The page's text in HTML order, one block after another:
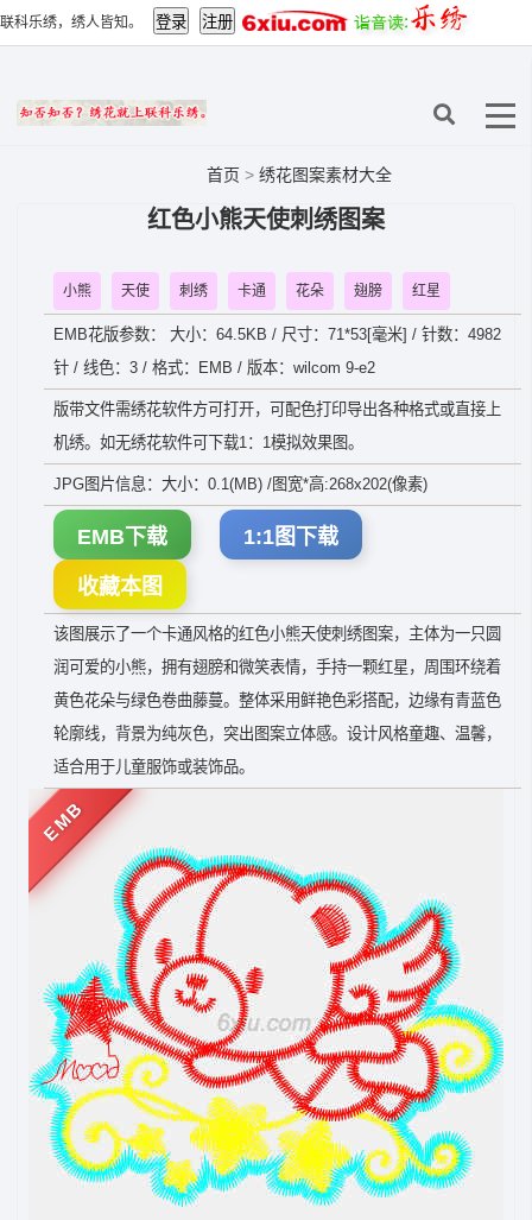
联科乐绣，绣人皆知。
首页 > 绣花图案素材大全
红色小熊天使刺绣图案
小熊 天使 刺绣 卡通 花朵 翅膀 红星
EMB花版参数： 大小：64.5KB / 尺寸：71*53[毫米] / 针数：4982
针 / 线色：3 / 格式：EMB / 版本：wilcom 9-e2
版带文件需绣花软件方可打开，可配色打印导出各种格式或直接上
机绣。如无绣花软件可下载1：1模拟效果图。
JPG图片信息：大小：0.1(MB) /图宽*高:268x202(像素)
EMB下载 1:1图下载
收藏本图
该图展示了一个卡通风格的红色小熊天使刺绣图案，主体为一只圆
润可爱的小熊，拥有翅膀和微笑表情，手持一颗红星，周围环绕着
黄色花朵与绿色卷曲藤蔓。整体采用鲜艳色彩搭配，边缘有青蓝色
轮廓线，背景为纯灰色，突出图案立体感。设计风格童趣、温馨，
适合用于儿童服饰或装饰品。
EMB